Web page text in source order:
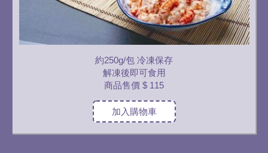
約250g/包 冷凍保存
解凍後即可食用
商品售價 $ 115
加入購物車